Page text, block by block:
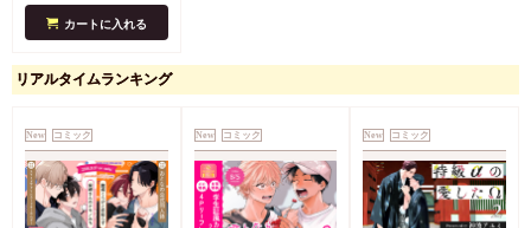
カートに入れる
リアルタイムランキング
New コミック New コミック New コミック